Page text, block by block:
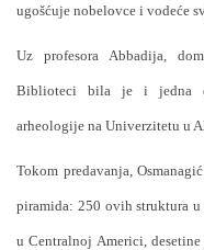
ugošćuje nobelovce i vodeće
Uz profesora Abbadija,
Biblioteci bila je i jedna
arheologije na Univerzitetu u
Tokom predavanja,
piramida: 250 ovih struktura
u Centralnoj Americi,